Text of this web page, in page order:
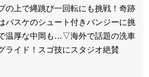
の上で縄跳び一回転にも挑戦！奇跡
スケのシュート付きバンジーに挑
温厚な中岡も…▽海外で話題の洗車
ライド！スゴ技にスタジオ絶賛